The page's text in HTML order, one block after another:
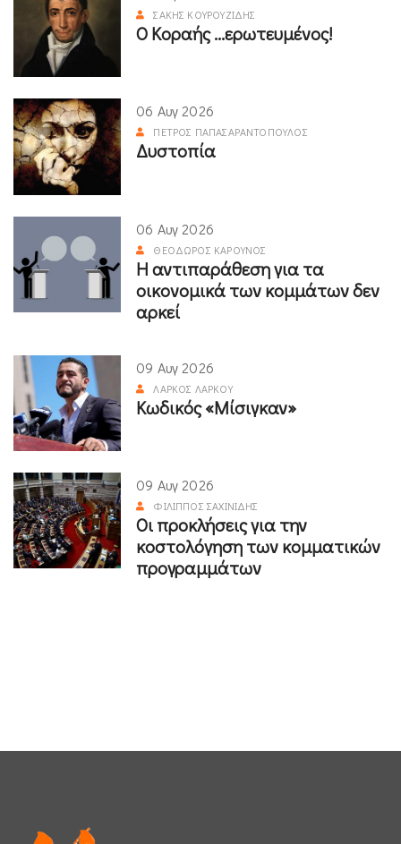
ΣΆΚΗΣ ΚΟΥΡΟΥΖΊΔΗΣ
Ο Κοραής ...ερωτευμένος!
06 Αυγ 2026
ΠΈΤΡΟΣ ΠΑΠΑΣΑΡΑΝΤΌΠΟΥΛΟΣ
Δυστοπία
06 Αυγ 2026
ΘΕΌΔΩΡΟΣ ΚΑΡΟΎΝΟΣ
Η αντιπαράθεση για τα
οικονομικά των κομμάτων δεν
αρκεί
09 Αυγ 2026
ΛΆΡΚΟΣ ΛΆΡΚΟΥ
Κωδικός «Μίσιγκαν»
09 Αυγ 2026
ΦΊΛΙΠΠΟΣ ΣΑΧΙΝΊΔΗΣ
Οι προκλήσεις για την
κοστολόγηση των κομματικών
προγραμμάτων